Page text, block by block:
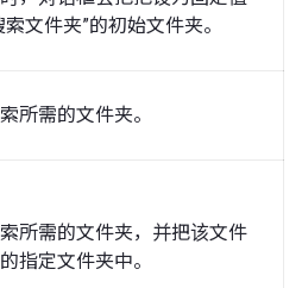
文件夹”的初始文件夹。
所需的文件夹。
所需的文件夹，并把该文件
指定文件夹中。